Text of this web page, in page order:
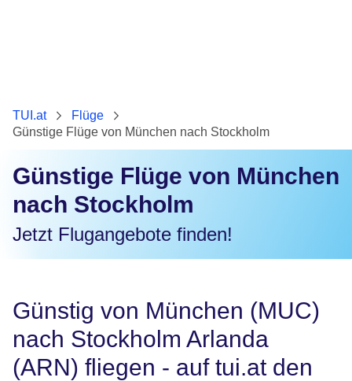
TUI.at
Flüge
Günstige Flüge von München nach Stockholm
Günstige Flüge von München
nach Stockholm
Jetzt Flugangebote finden!
Günstig von München (MUC)
nach Stockholm Arlanda
(ARN) fliegen - auf tui.at den